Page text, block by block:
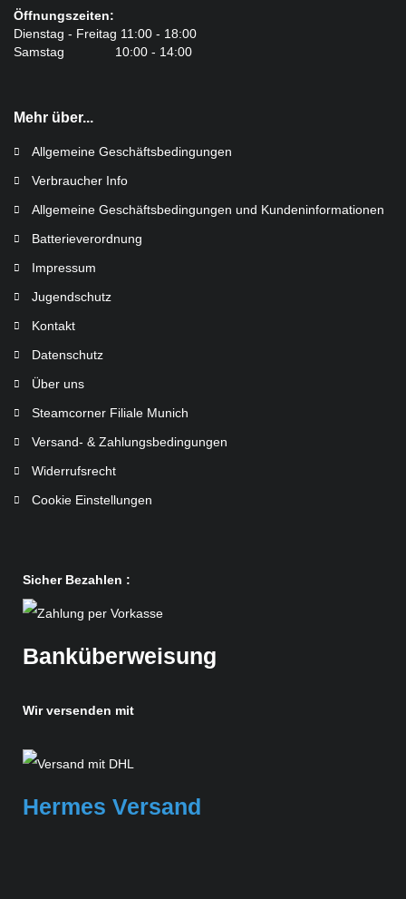
Öffnungszeiten:
Dienstag - Freitag 11:00 - 18:00
Samstag 10:00 - 14:00
Mehr über...
Allgemeine Geschäftsbedingungen
Verbraucher Info
Allgemeine Geschäftsbedingungen und Kundeninformationen
Batterieverordnung
Impressum
Jugendschutz
Kontakt
Datenschutz
Über uns
Steamcorner Filiale Munich
Versand- & Zahlungsbedingungen
Widerrufsrecht
Cookie Einstellungen
Sicher Bezahlen :
Banküberweisung
Wir versenden mit
Hermes Versand